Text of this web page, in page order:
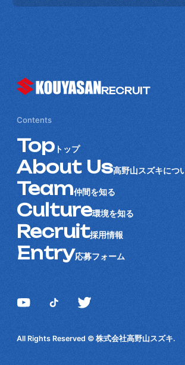
RECRUIT
Contents
Top トップ
About Us高野山スズキにつ
Team仲間を知る
Culture環境を知る
Recruit採用情報
Entry応募フォーム
All Rights Reserved © 株式会社高野山スズキ.